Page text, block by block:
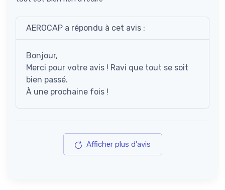
AEROCAP a répondu à cet avis :
Bonjour,
Merci pour votre avis ! Ravi que tout se soit
bien passé.
À une prochaine fois !
Afficher plus d'avis